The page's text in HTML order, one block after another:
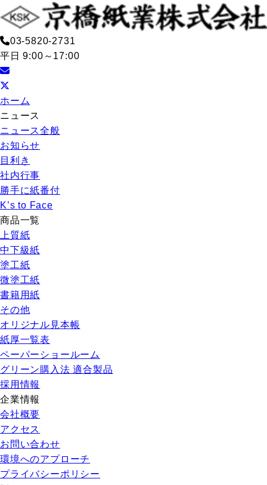
03-5820-2731
平日 9:00～17:00
ホーム
ニュース
ニュース全般
お知らせ
目利き
社内行事
勝手に紙番付
K’s to Face
商品一覧
上質紙
中下級紙
塗工紙
微塗工紙
書籍用紙
その他
オリジナル見本帳
紙厚一覧表
ペーパーショールーム
グリーン購入法 適合製品
採用情報
企業情報
会社概要
アクセス
お問い合わせ
環境へのアプローチ
プライバシーポリシー